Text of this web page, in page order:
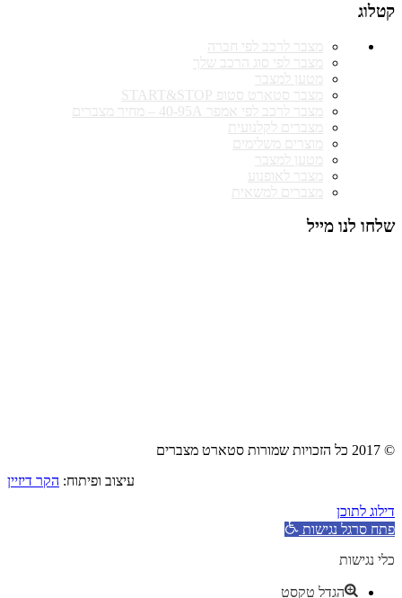
קטלוג
מצבר לרכב לפי חברה
מצבר לפי סוג הרכב שלך
מטען למצבר
מצבר סטארט סטופ START&STOP
מצבר לרכב לפי אמפר 40-95A – מחיר מצברים
מצברים לקלנועית
מוצרים משלימים
מטען למצבר
מצבר לאופנוע
מצברים למשאית
שלחו לנו מייל
© 2017 כל הזכויות שמורות סטארט מצברים
עיצוב ופיתוח: הקר דיזיין
דילוג לתוכן
פתח סרגל נגישות
כלי נגישות
הגדל טקסט